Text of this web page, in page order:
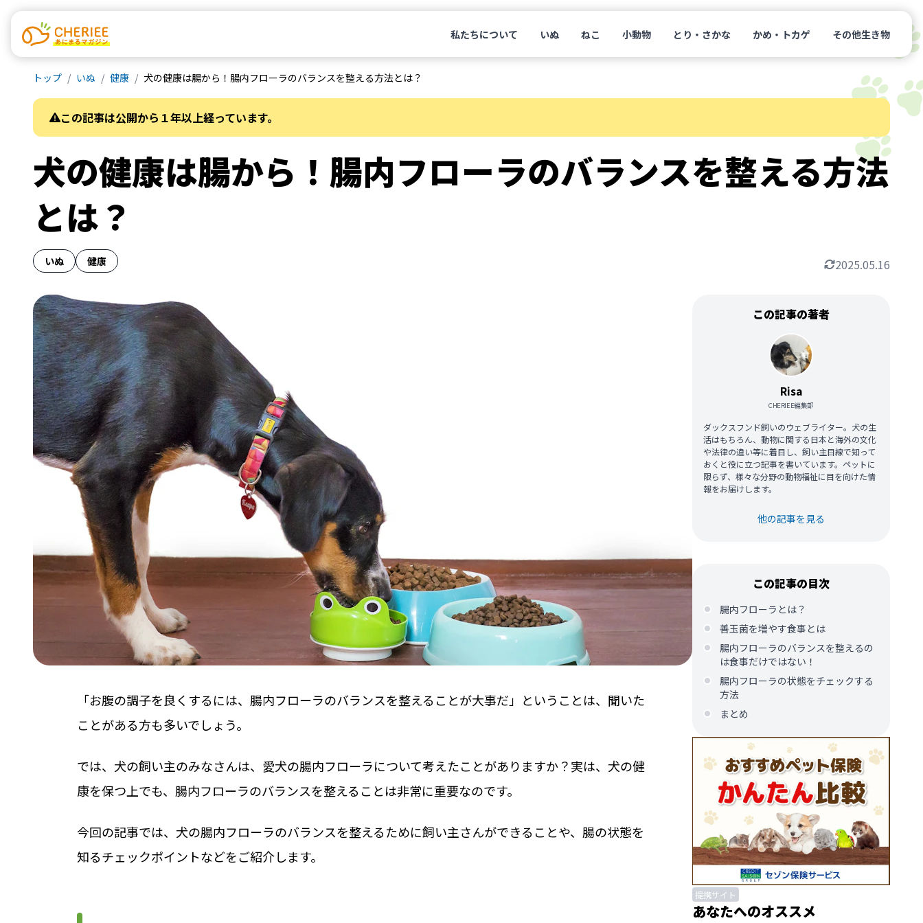
私たちについて いぬ ねこ 小動物 とり・さかな かめ・トカゲ その他生き物
トップ いぬ 健康 犬の健康は腸から！腸内フローラのバランスを整える方法とは？
この記事は公開から１年以上経っています。
犬の健康は腸から！腸内フローラのバランスを整える方法
とは？
いぬ 健康 2025.05.16
「お腹の調子を良くするには、腸内フローラのバランスを整えることが大事だ」ということは、聞いた
ことがある方も多いでしょう。
では、犬の飼い主のみなさんは、愛犬の腸内フローラについて考えたことがありますか？実は、犬の健
康を保つ上でも、腸内フローラのバランスを整えることは非常に重要なのです。
今回の記事では、犬の腸内フローラのバランスを整えるために飼い主さんができることや、腸の状態を
知るチェックポイントなどをご紹介します。
この記事の著者
Risa
CHERIEE編集部
ダックスフンド飼いのウェブライター。犬の生
活はもちろん、動物に関する日本と海外の文化
や法律の違い等に着目し、飼い主目線で知って
おくと役に立つ記事を書いています。ペットに
限らず、様々な分野の動物福祉に目を向けた情
報をお届けします。
他の記事を見る
この記事の目次
腸内フローラとは？
善玉菌を増やす食事とは
腸内フローラのバランスを整えるの
は食事だけではない！
腸内フローラの状態をチェックする
方法
まとめ
提携サイト
あなたへのオススメ